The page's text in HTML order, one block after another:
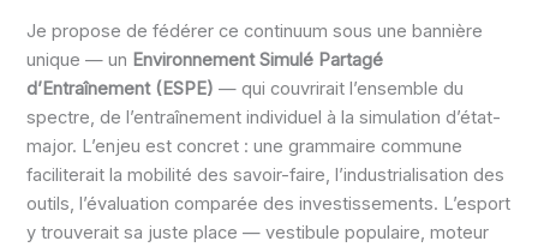
Je propose de fédérer ce continuum sous une bannière
unique — un Environnement Simulé Partagé
d’Entraînement (ESPE) — qui couvrirait l’ensemble du
spectre, de l’entraînement individuel à la simulation d’état-
major. L’enjeu est concret : une grammaire commune
faciliterait la mobilité des savoir-faire, l’industrialisation des
outils, l’évaluation comparée des investissements. L’esport
y trouverait sa juste place — vestibule populaire, moteur